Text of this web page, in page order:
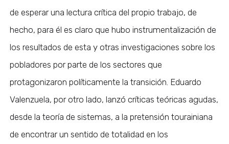
de esperar una lectura crítica del propio trabajo, de
hecho, para él es claro que hubo instrumentalización de
los resultados de esta y otras investigaciones sobre los
pobladores por parte de los sectores que
protagonizaron políticamente la transición. Eduardo
Valenzuela, por otro lado, lanzó críticas teóricas agudas,
desde la teoría de sistemas, a la pretensión tourainiana
de encontrar un sentido de totalidad en los